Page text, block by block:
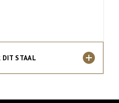
DIT STAAL